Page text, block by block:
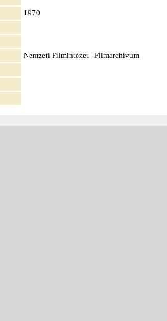
1970
Nemzeti Filmintézet - Filmarchívum